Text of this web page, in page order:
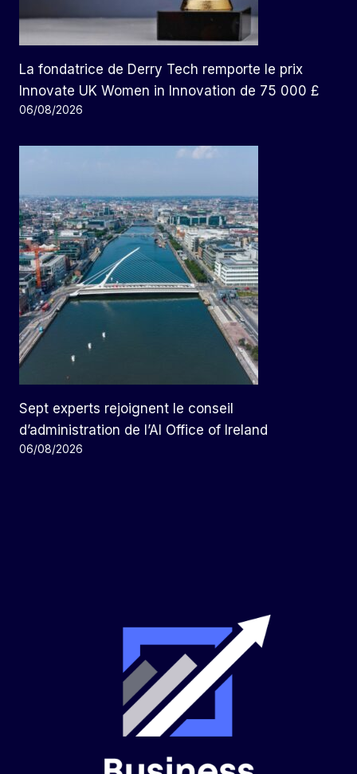
La fondatrice de Derry Tech remporte le prix
Innovate UK Women in Innovation de 75 000 £
06/08/2026
Sept experts rejoignent le conseil
d’administration de l’AI Office of Ireland
06/08/2026